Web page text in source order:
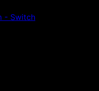
- Switch